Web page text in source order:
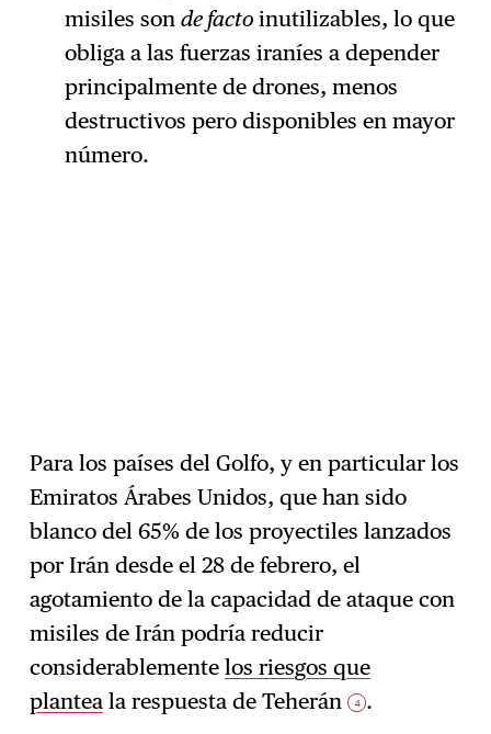
misiles son de facto inutilizables, lo que
obliga a las fuerzas iraníes a depender
principalmente de drones, menos
destructivos pero disponibles en mayor
número.
Para los países del Golfo, y en particular los
Emiratos Árabes Unidos, que han sido
blanco del 65% de los proyectiles lanzados
por Irán desde el 28 de febrero, el
agotamiento de la capacidad de ataque con
misiles de Irán podría reducir
considerablementelos riesgos que
plantea la respuesta de Teherán 4 .